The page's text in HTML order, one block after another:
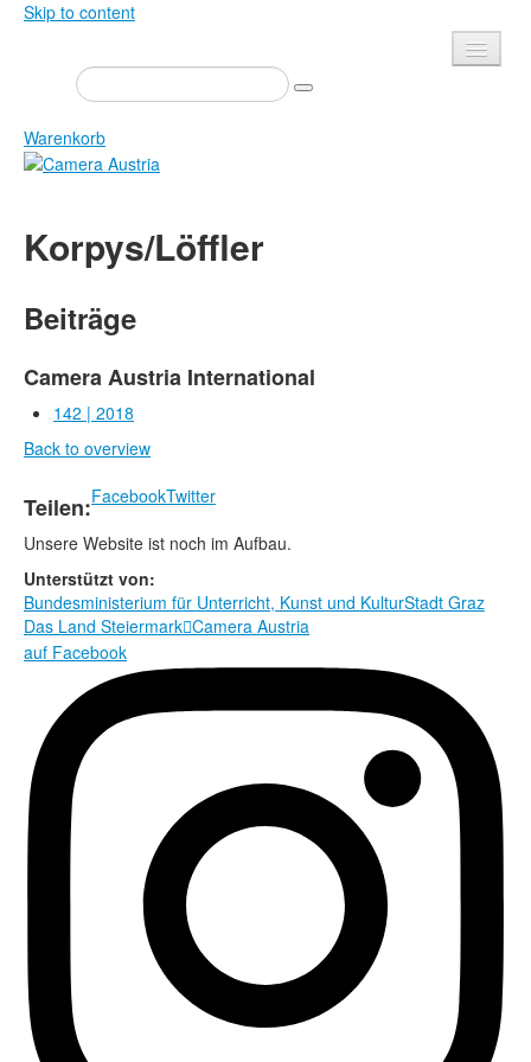
Skip to content
Presse
Veranstaltungen
Newsletter
Über uns
Shop
Datenschutz
Mediadaten
Warenkorb
Zeitschrift
Bücher
Edition
Bibliothek
Camera Austria Preis
Fotoarchiv Pierre Bourdieu
Rechtliche Informationen
Korpys/Löffler
Beiträge
Camera Austria International
142 | 2018
Back to overview
Teilen:FacebookTwitter
Unsere Website ist noch im Aufbau.
Unterstützt von:
Bundesministerium für Unterricht, Kunst und KulturStadt Graz
Das Land SteiermarkCamera Austria
auf Facebook